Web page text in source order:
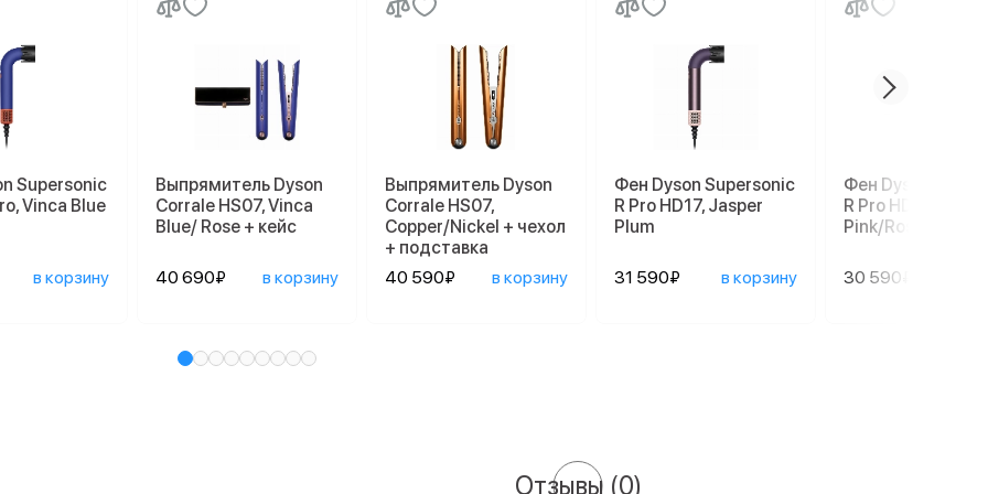
Supersonic
Vinca Blue
в корзину
Выпрямитель Dyson
Corrale HS07, Vinca
Blue/ Rose + кейс
40 690₽ в корзину
Выпрямитель Dyson
Corrale HS07,
Copper/Nickel + чехол
+ подставка
40 590₽
в корзину
Фен Dyson Supersonic
R Pro HD17, Jasper
Plum
31 590₽ в корзину
Фен Dyson
R Pro HD17,
Pink/Rose Gold
30 590₽
Отзывы (0)